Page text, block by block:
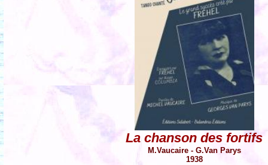
La chanson des fortifs
M.Vaucaire - G.Van Parys
1938